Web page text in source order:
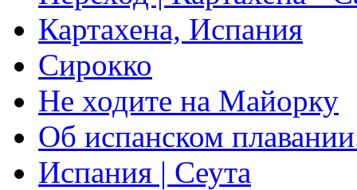
Картахена, Испания
Сирокко
Не ходите на Майорку
Об испанском
Испания | Сеута